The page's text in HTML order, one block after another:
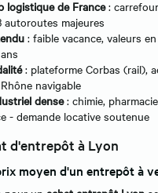
logistique de France:
autoroutes majeures
: faible vacance, valeurs
: plateforme Corbas (rail),
navigable
dense: chimie,
- demande locative soutenue
d'entrepôt à Lyon
moyen d'un entrepôt à